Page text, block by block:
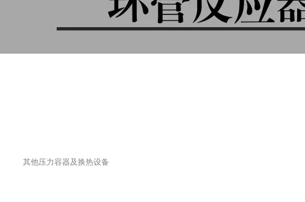
其他压力容器及换热设备